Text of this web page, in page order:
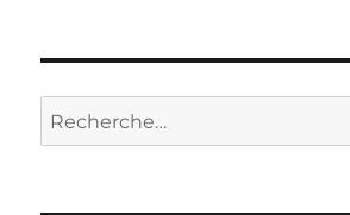
Recherche
pour :